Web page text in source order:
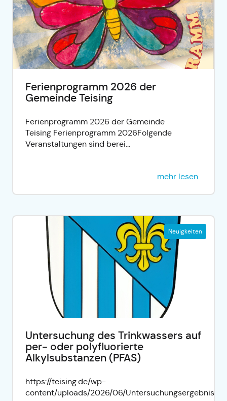
Ferienprogramm 2026 der
Gemeinde Teising
Ferienprogramm 2026 der Gemeinde
Teising Ferienprogramm 2026Folgende
Veranstaltungen sind berei...
mehr lesen
Neuigkeiten
Untersuchung des Trinkwassers auf
per- oder polyfluorierte
Alkylsubstanzen (PFAS)
https://teising.de/wp-
content/uploads/2026/06/